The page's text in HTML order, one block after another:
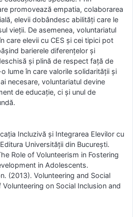
promovează empatia, colaborarea
elevii dobândesc abilități care le
vieții. De asemenea, voluntariatul
care elevii cu CES și cei tipici pot
barierele diferențelor și
și plină de respect față de
lume în care valorile solidarității și
necesare, voluntariatul devine
de educație, ci și unul de
Incluzivă și Integrarea Elevilor cu
Universității din București.
Role of Volunteerism in Fostering
in Adolescents.
(2013). Volunteering and Social
on Social Inclusion and